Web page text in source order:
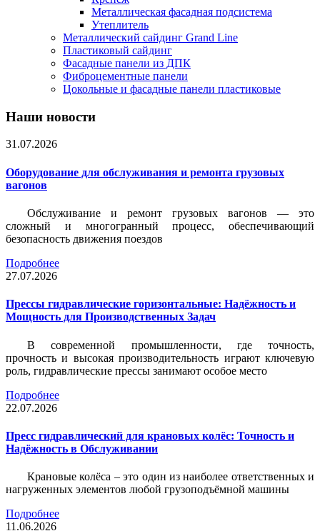
Металлическая фасадная подсистема
Утеплитель
Металлический сайдинг Grand Line
Пластиковый сайдинг
Фасадные панели из ДПК
Фиброцементные панели
Цокольные и фасадные панели пластиковые
Наши новости
31.07.2026
Оборудование для обслуживания и ремонта грузовых
вагонов
Обслуживание и ремонт грузовых вагонов — это
сложный и многогранный процесс, обеспечивающий
безопасность движения поездов
Подробнее
27.07.2026
Прессы гидравлические горизонтальные: Надёжность и
Мощность для Производственных Задач
В современной промышленности, где точность,
прочность и высокая производительность играют ключевую
роль, гидравлические прессы занимают особое место
Подробнее
22.07.2026
Пресс гидравлический для крановых колёс: Точность и
Надёжность в Обслуживании
Крановые колёса – это один из наиболее ответственных и
нагруженных элементов любой грузоподъёмной машины
Подробнее
11.06.2026